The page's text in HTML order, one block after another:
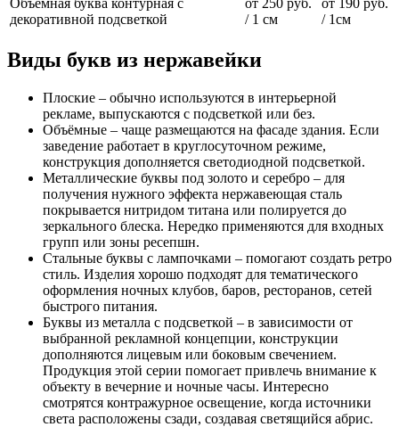
декоративной подсветкой
/ 1 см
/ 1см
Виды букв из нержавейки
Плоские – обычно используются в интерьерной
рекламе, выпускаются с подсветкой или без.
Объёмные – чаще размещаются на фасаде здания. Если
заведение работает в круглосуточном режиме,
конструкция дополняется светодиодной подсветкой.
Металлические буквы под золото и серебро – для
получения нужного эффекта нержавеющая сталь
покрывается нитридом титана или полируется до
зеркального блеска. Нередко применяются для входных
групп или зоны ресепшн.
Стальные буквы с лампочками – помогают создать ретро
стиль. Изделия хорошо подходят для тематического
оформления ночных клубов, баров, ресторанов, сетей
быстрого питания.
Буквы из металла с подсветкой – в зависимости от
выбранной рекламной концепции, конструкции
дополняются лицевым или боковым свечением.
Продукция этой серии помогает привлечь внимание к
объекту в вечерние и ночные часы. Интересно
смотрятся контражурное освещение, когда источники
света расположены сзади, создавая светящийся абрис.